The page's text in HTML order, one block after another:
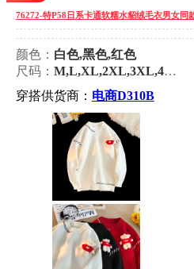
76272-特P58日系卡通软糯水貂绒毛衣男女同
颜色： 白色,黑色,红色
尺码： M,L,XL,2XL,3XL,4XL
穿搭供货商： 电商D310B